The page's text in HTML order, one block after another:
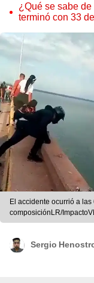
¿Qué se sabe
terminó con 33
El accidente ocurrió a
composiciónLR/
Sergio